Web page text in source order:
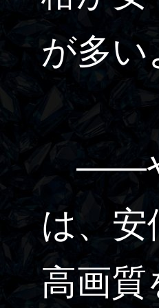
が多い
――や
は、
高画質